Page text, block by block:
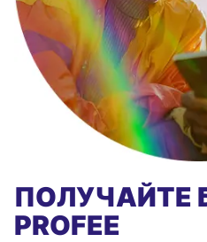
ПОЛУЧАЙТЕ
PROFEE